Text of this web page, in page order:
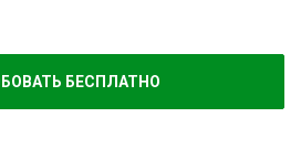
БЕСПЛАТНО